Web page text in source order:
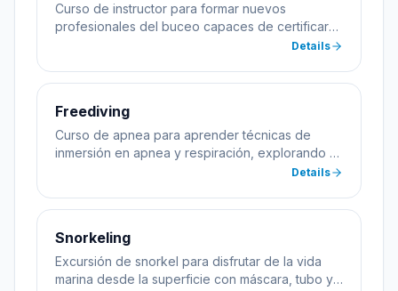
Curso de instructor para formar nuevos
profesionales del buceo capaces de certificar
Details
Freediving
Curso de apnea para aprender técnicas de
inmersión en apnea y respiración, explorando el
Details
Snorkeling
Excursión de snorkel para disfrutar de la vida
marina desde la superficie con máscara, tubo y